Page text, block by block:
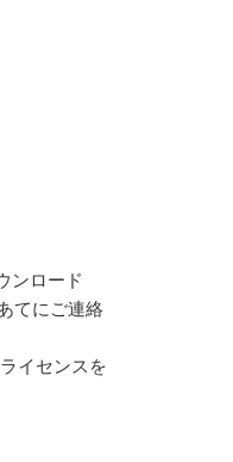
ンロード
てにご連絡
イセンスを